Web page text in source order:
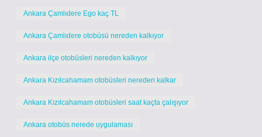
Ankara Çamlıdere Ego kaç TL
Ankara Çamlıdere otobüsü nereden kalkıyor
Ankara ilçe otobüsleri nereden kalkıyor
Ankara Kızılcahamam otobüsleri nereden kalkar
Ankara Kızılcahamam otobüsleri saat kaçta çalışıyor
Ankara otobüs nerede uygulaması